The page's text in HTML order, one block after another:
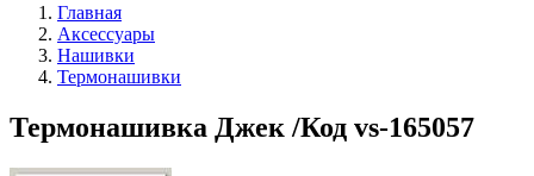
Главная
Аксессуары
Нашивки
Термонашивки
Термонашивка Джек /Код vs-165057